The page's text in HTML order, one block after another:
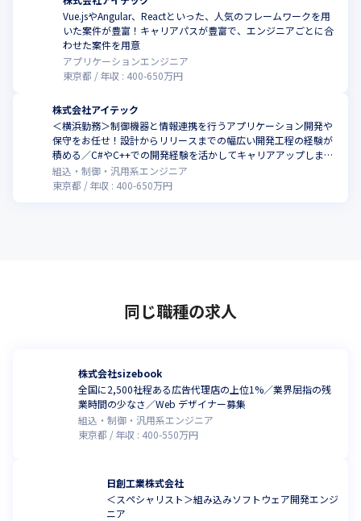
Vue.jsやAngular、Reactといった、人気のフレームワークを用
いた案件が豊富！キャリアパスが豊富で、エンジニアごとに合
わせた案件を用意
アプリケーションエンジニア
東京都
年収 : 400-650万円
株式会社アイテック
＜横浜勤務＞制御機器と情報連携を行うアプリケーション開発や
保守をお任せ！設計からリリースまでの幅広い開発工程の経験が
積める／C#やC++での開発経験を活かしてキャリアアップしませ
んか
組込・制御・汎用系エンジニア
東京都
年収 : 400-650万円
同じ職種の求人
株式会社sizebook
全国に2,500社程ある広告代理店の上位1%／業界屈指の残
業時間の少なさ／Web デザイナー募集
組込・制御・汎用系エンジニア
東京都
年収 : 400-550万円
日創工業株式会社
＜スペシャリスト＞組み込みソフトウェア開発エンジ
ニア